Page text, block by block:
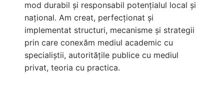
mod durabil și responsabil potențialul local și
național. Am creat, perfecționat și
implementat structuri, mecanisme și strategii
prin care conexăm mediul academic cu
specialiștii, autoritățile publice cu mediul
privat, teoria cu practica.